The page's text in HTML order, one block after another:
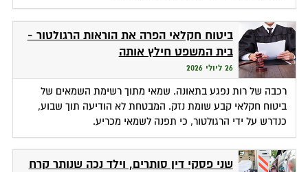
ביטוח חקלאי הפרה את הוראות הרגולטור -
בית המשפט חילץ אותה
26 ליולי 2026
רכבה של רות נפגע בתאונה. שמאי מתוך רשימת השמאים של
ביטוח חקלאי קבע שומת נזק. המבטחת לא הודיעה תוך שבוע,
כנדרש על ידי הרגולטור, כי תפנה לשמאי מכריע.
שני פסקי דין סותרים, וילד נכה שנותר קרח